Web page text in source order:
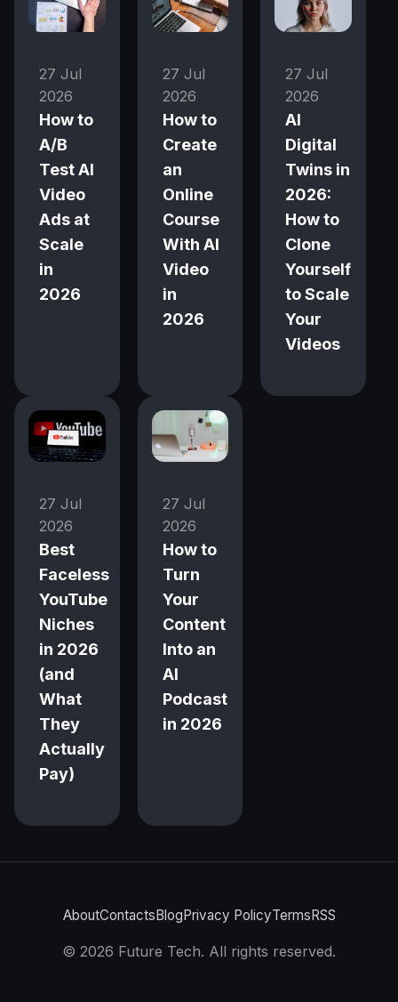
27 Jul
2026
How to
A/B
Test AI
Video
Ads at
Scale
in
2026
27 Jul
2026
How to
Create
an
Online
Course
With AI
Video
in
2026
27 Jul
2026
AI
Digital
Twins in
2026:
How to
Clone
Yourself
to Scale
Your
Videos
27 Jul
2026
Best
Faceless
YouTube
Niches
in 2026
(and
What
They
Actually
Pay)
27 Jul
2026
How to
Turn
Your
Content
Into an
AI
Podcast
in 2026
AboutContactsBlogPrivacy PolicyTermsRSS
© 2026 Future Tech. All rights reserved.